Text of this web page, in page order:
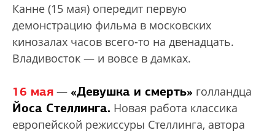
Канне (15 мая) опередит первую
демонстрацию фильма в московских
кинозалах часов всего-то на двенадцать.
Владивосток — и вовсе в дамках.
16 мая — «Девушка и смерть» голландца
Йоса Стеллинга. Новая работа классика
европейской режиссуры Стеллинга, автора